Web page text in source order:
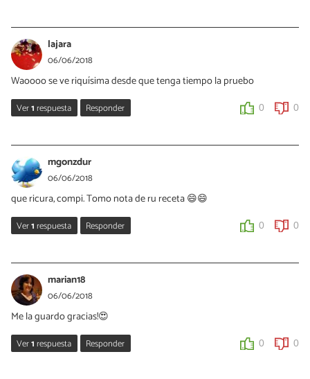
guardaré la receta 😍
maryanapolonia
GRACIAS COMPI 👌👌👌😘😘😘
GRACIAS COMPI...me alegro que te GUSTE...un saludo....🤗🤗🤗👍
👍👍
lajara
06/06/2018
Waoooo se ve riquísima desde que tenga tiempo la pruebo
Ver1respuesta Responder 0 0
06/06/2018
GRACIAS...la verdad queda super rica....👍👍👍🤗🤗
mgonzdur
06/06/2018
que ricura, compi. Tomo nota de ru receta 😄😄
Ver1respuesta Responder 0 0
06/06/2018
GRACIAS WUAPI...👍👍
marian18
06/06/2018
Me la guardo gracias!😍
Ver1respuesta Responder 0 0